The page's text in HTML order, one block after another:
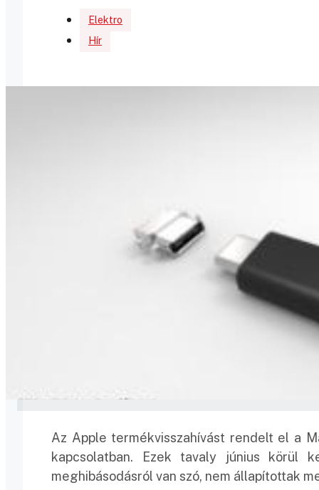
Elektro
Hír
Az Apple termékvisszahívást rendelt el a
kapcsolatban. Ezek tavaly június körül
meghibásodásról van szó, nem állapítottak